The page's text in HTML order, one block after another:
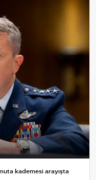
kademesi arayışta